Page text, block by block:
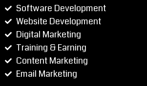
Software Development
Website Development
Digital Marketing
Training & Earning
Content Marketing
Email Marketing